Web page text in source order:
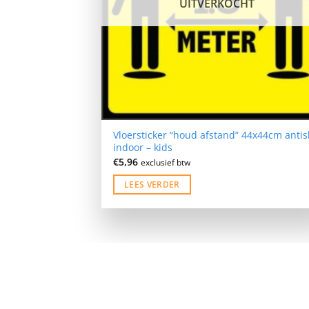
UITVERKOCHT
Vloersticker “houd afstand” 44x44cm
indoor – kids
€5,96 exclusief btw
LEES VERDER